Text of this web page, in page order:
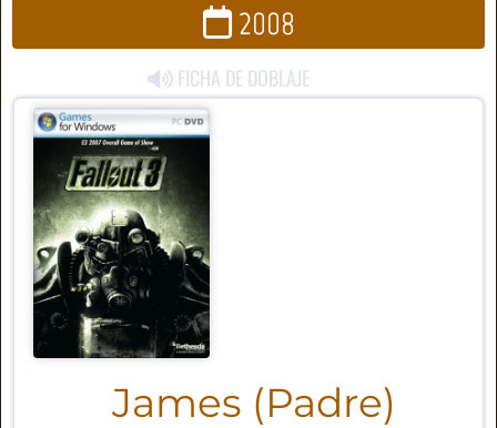
2008
FICHA DE DOBLAJE
James (Padre)